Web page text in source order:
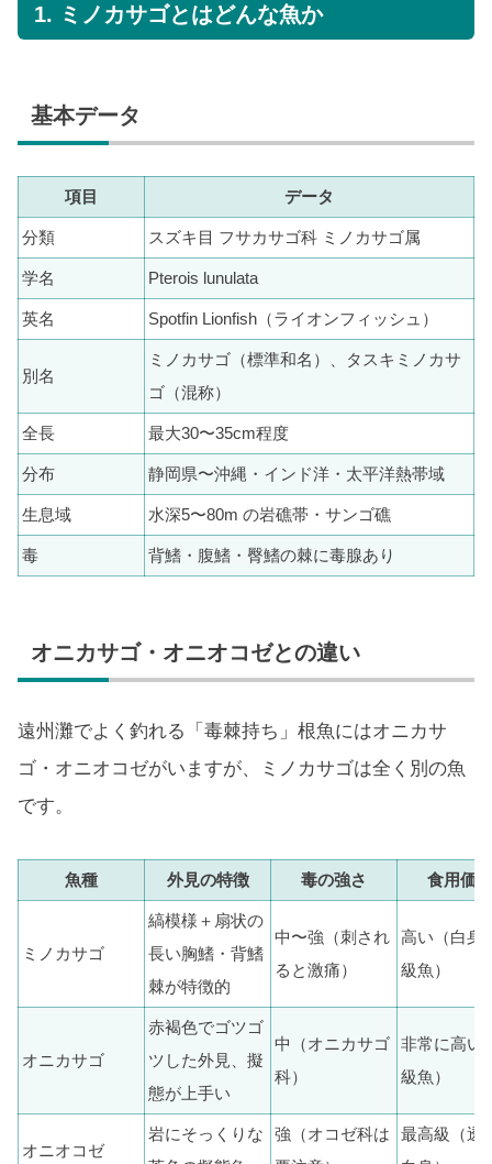
1. ミノカサゴとはどんな魚か
基本データ
項目 データ
分類 スズキ目 フサカサゴ科 ミノカサゴ属
学名 Pterois lunulata
英名 Spotfin Lionfish（ライオンフィッシュ）
別名
ミノカサゴ（標準和名）、タスキミノカサ
ゴ（混称）
全長 最大30〜35cm程度
分布 静岡県〜沖縄・インド洋・太平洋熱帯域
生息域 水深5〜80m の岩礁帯・サンゴ礁
毒 背鰭・腹鰭・臀鰭の棘に毒腺あり
オニカサゴ・オニオコゼとの違い
遠州灘でよく釣れる「毒棘持ち」根魚にはオニカサ
ゴ・オニオコゼがいますが、ミノカサゴは全く別の魚
です。
魚種 外見の特徴 毒の強さ 食用価値
ミノカサゴ
縞模様＋扇状の
長い胸鰭・背鰭
棘が特徴的
中〜強（刺され
ると激痛）
高い（白身
級魚）
オニカサゴ
赤褐色でゴツゴ
ツした外見、擬
態が上手い
中（オニカサゴ
科）
非常に高い
級魚）
オニオコゼ
岩にそっくりな
強（オコゼ科は
最高級（透